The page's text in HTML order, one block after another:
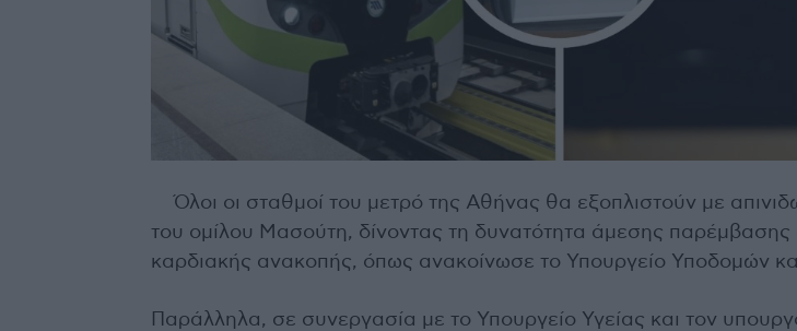
Όλοι οι σταθμοί του μετρό της Αθήνας θα εξοπλιστούν με
του ομίλου Μασούτη, δίνοντας τη δυνατότητα άμεσης παρέμβασης
καρδιακής ανακοπής, όπως ανακοίνωσε το Υπουργείο Υποδομών
Παράλληλα, σε συνεργασία με το Υπουργείο Υγείας και τον